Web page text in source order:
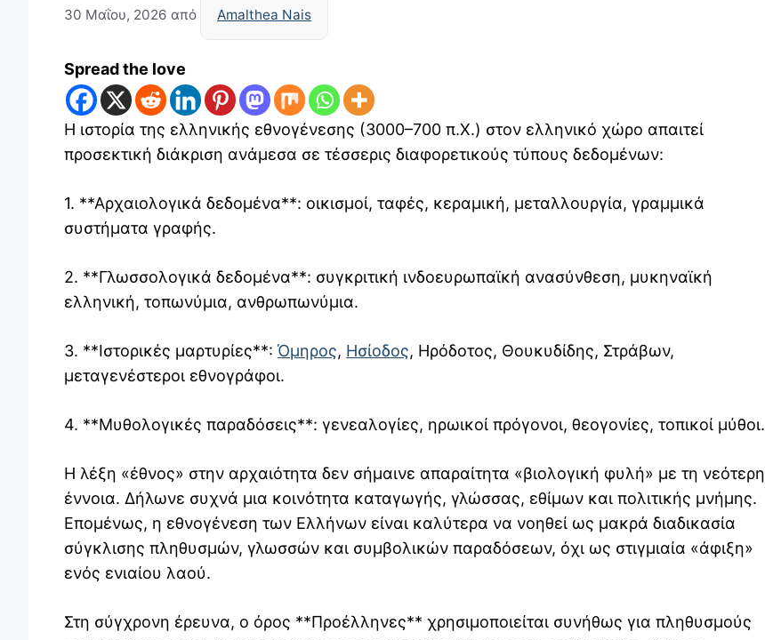
30 Μαΐου, 2026 από Amalthea Nais
Spread the love
Η ιστορία της ελληνικής εθνογένεσης (3000–700 π.Χ.) στον ελληνικό χώρο απαιτεί
προσεκτική διάκριση ανάμεσα σε τέσσερις διαφορετικούς τύπους δεδομένων:
1. **Αρχαιολογικά δεδομένα**: οικισμοί, ταφές, κεραμική, μεταλλουργία, γραμμικά
συστήματα γραφής.
2. **Γλωσσολογικά δεδομένα**: συγκριτική ινδοευρωπαϊκή ανασύνθεση, μυκηναϊκή
ελληνική, τοπωνύμια, ανθρωπωνύμια.
3. **Ιστορικές μαρτυρίες**: Όμηρος, Ησίοδος, Ηρόδοτος, Θουκυδίδης, Στράβων,
μεταγενέστεροι εθνογράφοι.
4. **Μυθολογικές παραδόσεις**: γενεαλογίες, ηρωικοί πρόγονοι, θεογονίες, τοπικοί μύθοι.
Η λέξη «έθνος» στην αρχαιότητα δεν σήμαινε απαραίτητα «βιολογική φυλή» με τη νεότερη
έννοια. Δήλωνε συχνά μια κοινότητα καταγωγής, γλώσσας, εθίμων και πολιτικής μνήμης.
Επομένως, η εθνογένεση των Ελλήνων είναι καλύτερα να νοηθεί ως μακρά διαδικασία
σύγκλισης πληθυσμών, γλωσσών και συμβολικών παραδόσεων, όχι ως στιγμιαία «άφιξη»
ενός ενιαίου λαού.
Στη σύγχρονη έρευνα, ο όρος **Προέλληνες** χρησιμοποιείται συνήθως για πληθυσμούς